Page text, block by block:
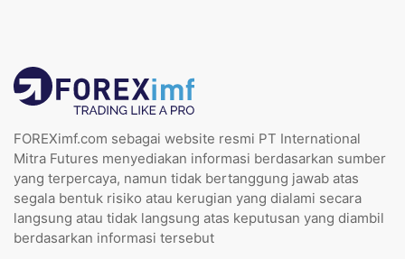
FOREXimf.com sebagai website resmi PT International
Mitra Futures menyediakan informasi berdasarkan sumber
yang terpercaya, namun tidak bertanggung jawab atas
segala bentuk risiko atau kerugian yang dialami secara
langsung atau tidak langsung atas keputusan yang diambil
berdasarkan informasi tersebut